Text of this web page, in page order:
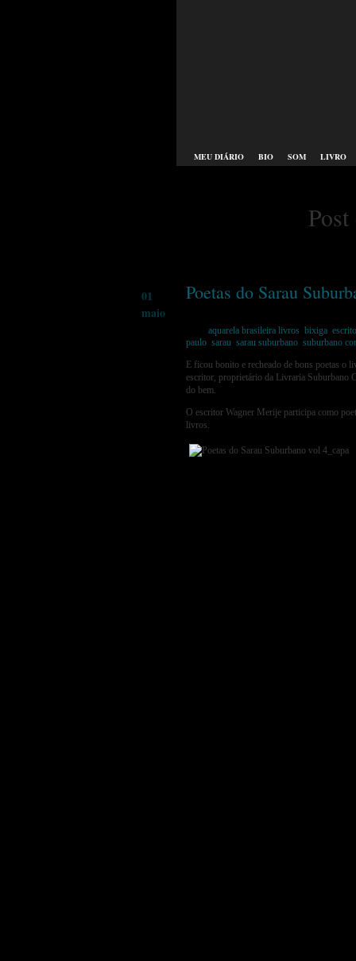
MEU DIÁRIO BIO SOM LIVRO
Poetas do Sarau
01
maio
aquarela brasileira livros bixiga
paulo sarau sarau suburbano suburbano
E ficou bonito e recheado de bons poetas o
escritor, proprietário da Livraria Suburbano
do bem.
O escritor Wagner Merije participa como
livros.